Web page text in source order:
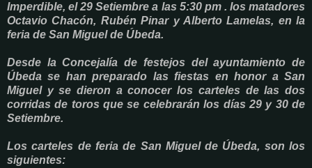
Imperdible, el 29 Setiembre a las 5:30 pm . los matadores
Octavio Chacón, Rubén Pinar y Alberto Lamelas, en la
feria de San Miguel de Úbeda.
Desde la Concejalía de festejos del ayuntamiento de
Úbeda se han preparado las fiestas en honor a San
Miguel y se dieron a conocer los carteles de las dos
corridas de toros que se celebrarán los días 29 y 30 de
Setiembre.
Los carteles de feria de San Miguel de Úbeda, son los
siguientes: